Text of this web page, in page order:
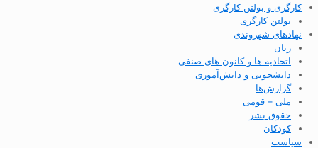
کارگری و بولتن کارگری
بولتن کارگری
نهادهای شهروندی
زنان
اتحادیه ها و کانون های صنفی
دانشجویی و دانش‌آموزی
گزارش‌ها
ملی – قومی
حقوق بشر
کودکان
سیاست